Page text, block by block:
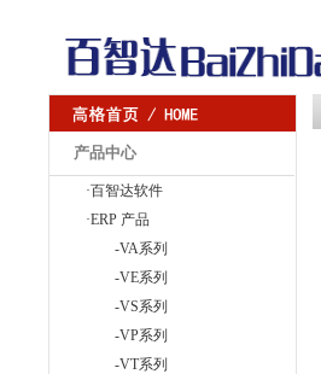
产品中心
·百智达软件
·ERP 产品
-VA系列
-VE系列
-VS系列
-VP系列
-VT系列